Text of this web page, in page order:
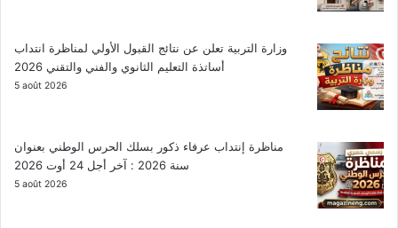
وزارة التربية تعلن عن نتائج القبول الأولي لمناظرة انتداب
أساتذة التعليم الثانوي والفني والتقني 2026
5 août 2026
مناظرة إنتداب عرفاء ذكور بسلك الحرس الوطني بعنوان
سنة 2026 : آخر أجل 24 أوت 2026
5 août 2026